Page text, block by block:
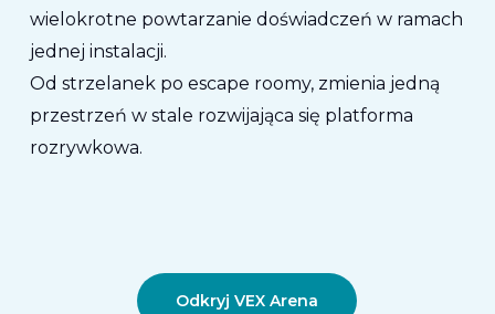
wielokrotne powtarzanie doświadczeń w ramach
jednej instalacji.
Od strzelanek po escape roomy, zmienia jedną
przestrzeń w stale rozwijająca się platforma
rozrywkowa.
Odkryj VEX Arena